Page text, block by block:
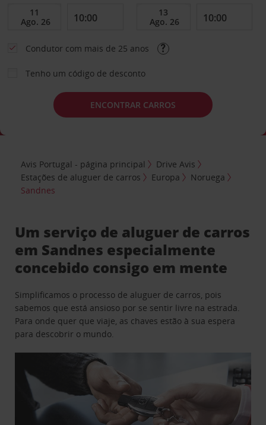
Condutor com mais de 25 anos
Tenho um código de desconto
ENCONTRAR CARROS
Avis Portugal - página principal
Drive Avis
Estações de aluguer de carros
Europa
Noruega
Sandnes
Um serviço de aluguer de carros
em Sandnes especialmente
concebido consigo em mente
Simplificamos o processo de aluguer de carros, pois
sabemos que está ansioso por se sentir livre na estrada.
Para onde quer que viaje, as chaves estão à sua espera
para descobrir o mundo.